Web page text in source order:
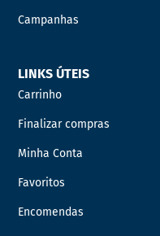
Campanhas
LINKS ÚTEIS
Carrinho
Finalizar compras
Minha Conta
Favoritos
Encomendas